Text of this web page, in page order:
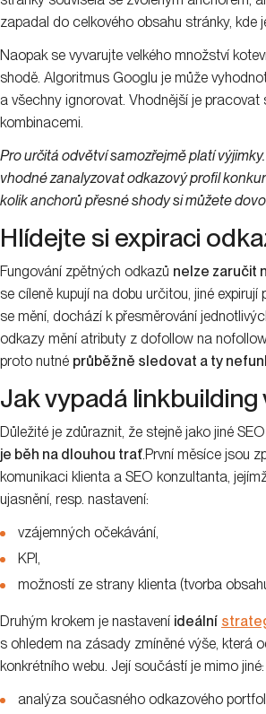
zapadal do celkového obsahu stránky, kde
Naopak se vyvarujte velkého množství
shodě. Algoritmus Googlu je může
a všechny ignorovat. Vhodnější je pracovat
kombinacemi.
Pro určitá odvětví samozřejmě platí
vhodné zanalyzovat odkazový profil
kolik anchorů přesné shody si můžete
Hlídejte si expiraci
Fungování zpětných odkazů nelze zaručit
se cíleně kupují na dobu určitou, jiné expirují
se mění, dochází k přesměrování
odkazy mění atributy z dofollow na
proto nutné průběžně sledovat a ty
Jak vypadá linkbuilding
Důležité je zdůraznit, že stejně jako jiné
je běh na dlouhou trať.První měsíce jsou
komunikaci klienta a SEO konzultanta,
ujasnění, resp. nastavení:
vzájemných očekávání,
KPI,
možností ze strany klienta (tvorba
Druhým krokem je nastavení ideální
s ohledem na zásady zmíněné výše, která
konkrétního webu. Její součástí je mimo jiné:
analýza současného odkazového